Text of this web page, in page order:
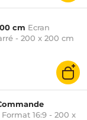
cm Ecran
- 200 x 200 cm
16:9 - 200 x